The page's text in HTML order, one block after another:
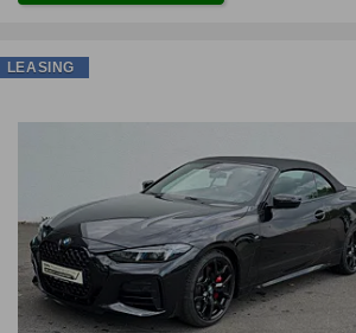
LEASING